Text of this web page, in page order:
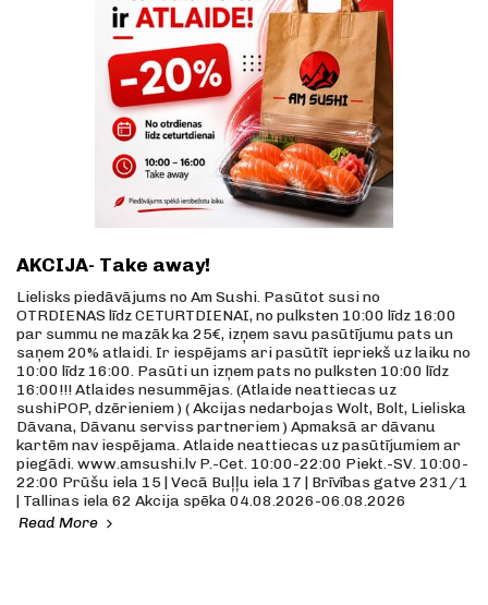
AKCIJA- Take away!
Lielisks piedāvājums no Am Sushi. Pasūtot susi no
OTRDIENAS līdz CETURTDIENAI, no pulksten 10:00 līdz 16:00
par summu ne mazāk ka 25€, izņem savu pasūtījumu pats un
saņem 20% atlaidi. Ir iespējams ari pasūtīt iepriekš uz laiku no
10:00 līdz 16:00. Pasūti un izņem pats no pulksten 10:00 līdz
16:00!!! Atlaides nesummējas. (Atlaide neattiecas uz
sushiPOP, dzērieniem ) ( Akcijas nedarbojas Wolt, Bolt, Lieliska
Dāvana, Dāvanu serviss partneriem ) Apmaksā ar dāvanu
kartēm nav iespējama. Atlaide neattiecas uz pasūtījumiem ar
piegādi. www.amsushi.lv P.-Cet. 10:00-22:00 Piekt.-SV. 10:00-
22:00 Prūšu iela 15 | Vecā Buļļu iela 17 | Brīvības gatve 231/1
| Tallinas iela 62 Akcija spēka 04.08.2026-06.08.2026
Read More